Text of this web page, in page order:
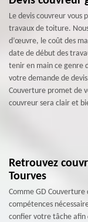
Le devis couvreur vous
travaux de toiture.
d’œuvre, le coût des
date de début des
tenir en main ce genre
votre demande de
Couverture promet de
couvreur sera clair et
Retrouvez
Tourves
Comme GD Couverture
compétences
confier votre tâche afin